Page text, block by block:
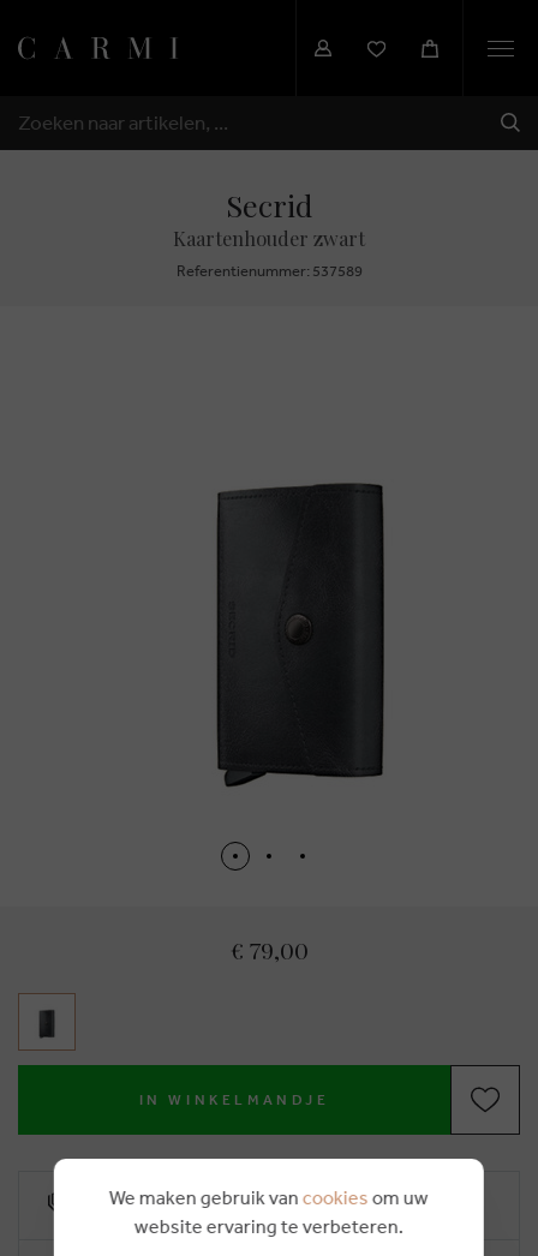
ZOEKEN
Secrid
Kaartenhouder zwart
Referentienummer: 537589
€ 79,00
IN WINKELMANDJE
10% klantenkorting
We maken gebruik van cookies om uw
website ervaring te verbeteren.